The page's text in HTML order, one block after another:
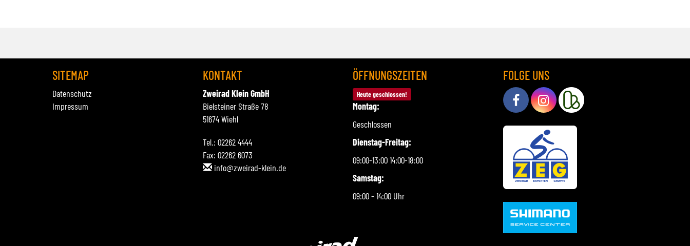
SITEMAP
Datenschutz
Impressum
KONTAKT
Zweirad Klein GmbH
Bielsteiner Straße 78
51674 Wiehl
Tel.: 02262 4444
Fax: 02262 6073
info@zweirad-klein.de
ÖFFNUNGSZEITEN
Heute geschlossen!
Montag:
Geschlossen
Dienstag-Freitag:
09:00-13:00 14:00-18:00
Samstag:
09:00 - 14:00 Uhr
FOLGE UNS